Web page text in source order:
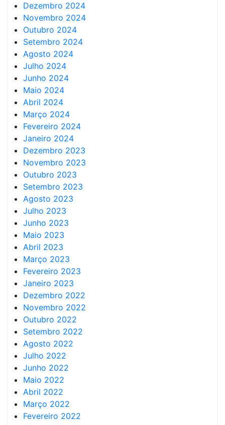
Dezembro 2024
Novembro 2024
Outubro 2024
Setembro 2024
Agosto 2024
Julho 2024
Junho 2024
Maio 2024
Abril 2024
Março 2024
Fevereiro 2024
Janeiro 2024
Dezembro 2023
Novembro 2023
Outubro 2023
Setembro 2023
Agosto 2023
Julho 2023
Junho 2023
Maio 2023
Abril 2023
Março 2023
Fevereiro 2023
Janeiro 2023
Dezembro 2022
Novembro 2022
Outubro 2022
Setembro 2022
Agosto 2022
Julho 2022
Junho 2022
Maio 2022
Abril 2022
Março 2022
Fevereiro 2022